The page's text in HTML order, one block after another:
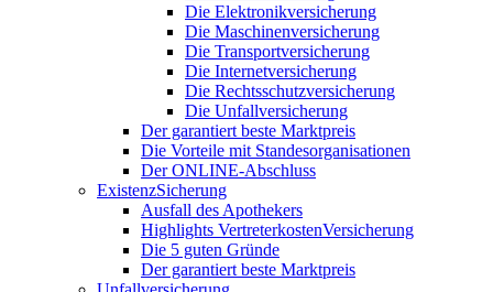
Die Elektronikversicherung
Die Maschinenversicherung
Die Transportversicherung
Die Internetversicherung
Die Rechtsschutzversicherung
Die Unfallversicherung
Der garantiert beste Marktpreis
Die Vorteile mit Standesorganisationen
Der ONLINE-Abschluss
ExistenzSicherung
Ausfall des Apothekers
Highlights VertreterkostenVersicherung
Die 5 guten Gründe
Der garantiert beste Marktpreis